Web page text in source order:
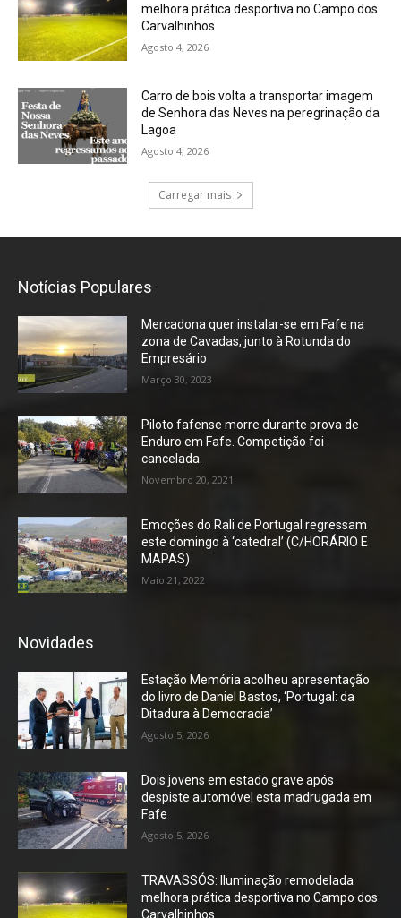
melhora prática desportiva no Campo dos
Carvalhinhos
Agosto 4, 2026
Carro de bois volta a transportar imagem
de Senhora das Neves na peregrinação da
Lagoa
Agosto 4, 2026
Carregar mais
Notícias Populares
Mercadona quer instalar-se em Fafe na
zona de Cavadas, junto à Rotunda do
Empresário
Março 30, 2023
Piloto fafense morre durante prova de
Enduro em Fafe. Competição foi
cancelada.
Novembro 20, 2021
Emoções do Rali de Portugal regressam
este domingo à ‘catedral’ (C/HORÁRIO E
MAPAS)
Maio 21, 2022
Novidades
Estação Memória acolheu apresentação
do livro de Daniel Bastos, ‘Portugal: da
Ditadura à Democracia’
Agosto 5, 2026
Dois jovens em estado grave após
despiste automóvel esta madrugada em
Fafe
Agosto 5, 2026
TRAVASSÓS: Iluminação remodelada
melhora prática desportiva no Campo dos
Carvalhinhos